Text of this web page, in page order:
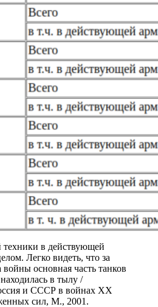
техники в действующей
Легко видеть, что за
основная часть танков
в тылу /
и СССР в войнах XX
сил, М., 2001.